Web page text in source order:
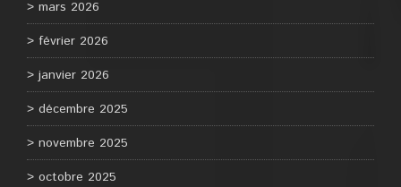
mars 2026
février 2026
janvier 2026
décembre 2025
novembre 2025
octobre 2025